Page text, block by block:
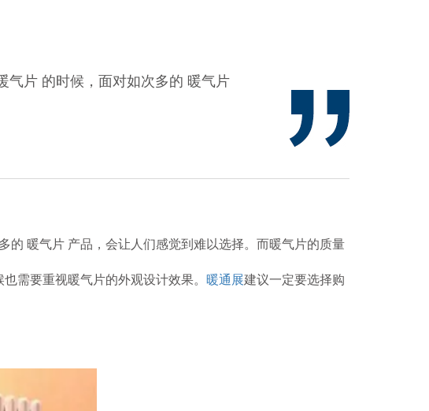
气片 的时候，面对如次多的 暖气片
暖气片 产品，会让人们感觉到难以选择。而暖气片的质量
需要重视暖气片的外观设计效果。 暖通展建议一定要选择购